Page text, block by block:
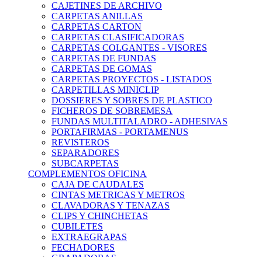
CAJETINES DE ARCHIVO
CARPETAS ANILLAS
CARPETAS CARTON
CARPETAS CLASIFICADORAS
CARPETAS COLGANTES - VISORES
CARPETAS DE FUNDAS
CARPETAS DE GOMAS
CARPETAS PROYECTOS - LISTADOS
CARPETILLAS MINICLIP
DOSSIERES Y SOBRES DE PLASTICO
FICHEROS DE SOBREMESA
FUNDAS MULTITALADRO - ADHESIVAS
PORTAFIRMAS - PORTAMENUS
REVISTEROS
SEPARADORES
SUBCARPETAS
COMPLEMENTOS OFICINA
CAJA DE CAUDALES
CINTAS METRICAS Y METROS
CLAVADORAS Y TENAZAS
CLIPS Y CHINCHETAS
CUBILETES
EXTRAEGRAPAS
FECHADORES